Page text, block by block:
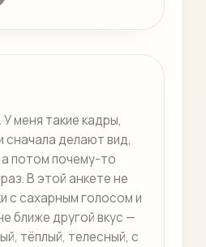
меня такие кадры,
делают вид,
потом почему-то
В этой анкете не
с сахарным голосом и
ближе другой вкус —
тёплый, телесный, с